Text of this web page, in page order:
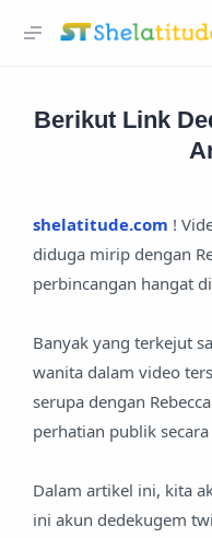
Berikut Link
shelatitude.com !
diduga mirip dengan
perbincangan hangat
Banyak yang terkejut
wanita dalam video
serupa dengan
perhatian publik secara
Dalam artikel ini, kita
ini akun dedekugem